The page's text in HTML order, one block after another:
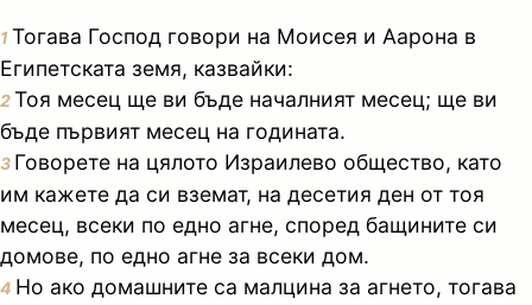
1Тогава Господ говори на Моисея и Аарона в
Египетската земя, казвайки:
2Тоя месец ще ви бъде началният месец; ще ви
бъде първият месец на годината.
3 Говорете на цялото Израилево общество, като
им кажете да си вземат, на десетия ден от тоя
месец, всеки по едно агне, според бащините си
домове, по едно агне за всеки дом.
4 Но ако домашните са малцина за агнето, тогава